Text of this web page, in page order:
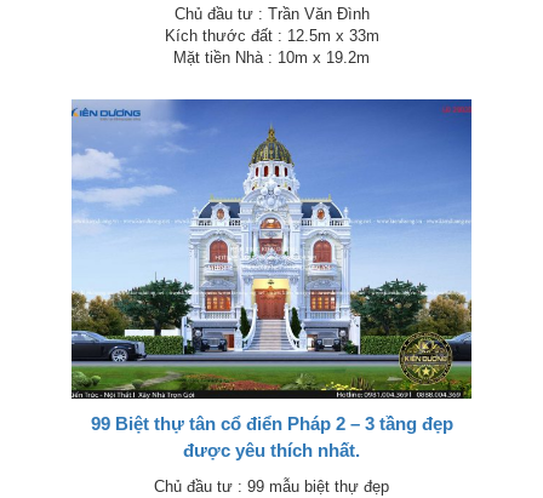
Chủ đầu tư : Trần Văn Đình
Kích thước đất : 12.5m x 33m
Mặt tiền Nhà : 10m x 19.2m
99 Biệt thự tân cổ điển Pháp 2 – 3 tầng đẹp
được yêu thích nhất.
Chủ đầu tư : 99 mẫu biệt thự đẹp